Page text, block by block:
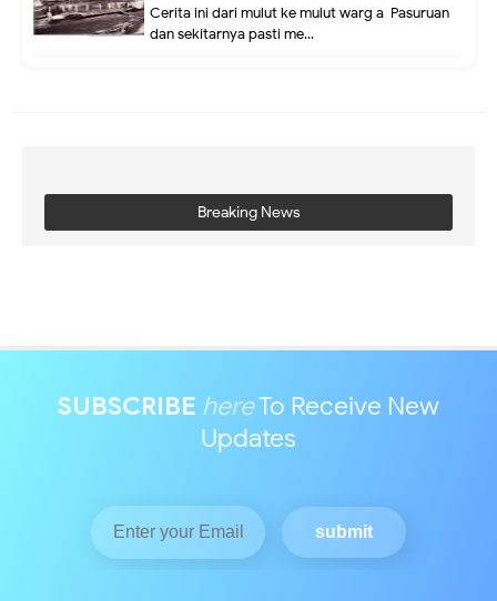
Cerita ini dari mulut ke mulut warg a Pasuruan
dan sekitarnya pasti me...
Breaking News
SUBSCRIBE hereTo Receive New
Updates